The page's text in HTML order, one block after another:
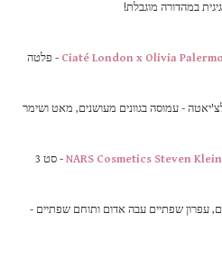
Ciaté London x Olivia - פלטה
- עמוסה בגוונים מעושנים, מאט ושימר
NARS Cosmetics Steven - סט 3
עפרון שפתיים עבה אדום ותוחם שפתיים -